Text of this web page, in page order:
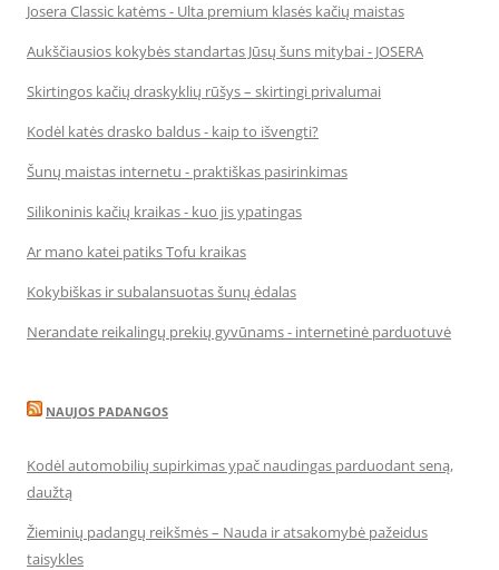
Josera Classic katėms - Ulta premium klasės kačių maistas
Aukščiausios kokybės standartas Jūsų šuns mitybai - JOSERA
Skirtingos kačių draskyklių rūšys – skirtingi privalumai
Kodėl katės drasko baldus - kaip to išvengti?
Šunų maistas internetu - praktiškas pasirinkimas
Silikoninis kačių kraikas - kuo jis ypatingas
Ar mano katei patiks Tofu kraikas
Kokybiškas ir subalansuotas šunų ėdalas
Nerandate reikalingų prekių gyvūnams - internetinė parduotuvė
NAUJOS PADANGOS
Kodėl automobilių supirkimas ypač naudingas parduodant seną,
daužtą
Žieminių padangų reikšmės – Nauda ir atsakomybė pažeidus
taisykles